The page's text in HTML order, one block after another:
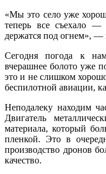
«Мы это село уже
теперь все съехало
держатся под огнем», —
Сегодня погода к
вчерашнее болото уже
это и не слишком
беспилотной авиации,
Неподалеку находим
Двигатель
материала, который
пленкой. Это в
производство дронов
качество.